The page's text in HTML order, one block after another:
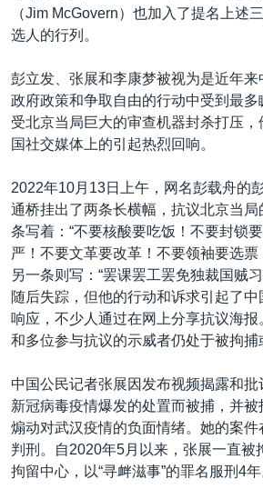
（Jim McGovern）也加入了提名上述
选人的行列。
彭立发、张展和李康梦被视为是近年
政府政策和争取自由的行动中受到最
受北京当局巨大的审查机器封杀打压
国社交媒体上的引起热烈回响。
2022年10月13日上午，网名彭载舟的
通桥挂出了两条长横幅，抗议北京当
条写着：“不要核酸要吃饭！不要封锁
严！不要文革要改革！不要领袖要选票
另一条则写：“罢课罢工罢免独裁国贼
随后失踪，但他的行动和诉求引起了
响应，不少人通过在网上分享抗议海
和多位参与抗议的示威者仍处于被拘捕
中国公民记者张展因发布视频揭露和
新冠病毒疫情爆发的处置而被捕，并
煽动对武汉疫情的负面情绪。她的案
判刑。自2020年5月以来，张展一直被
拘留中心，以“寻衅滋事”的罪名服刑4年